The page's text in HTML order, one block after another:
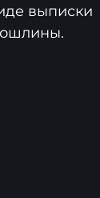
выписки